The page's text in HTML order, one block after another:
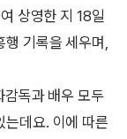
상영한 지 18일
기록을 세우며,
독과 배우 모두
는데요. 이에 따른